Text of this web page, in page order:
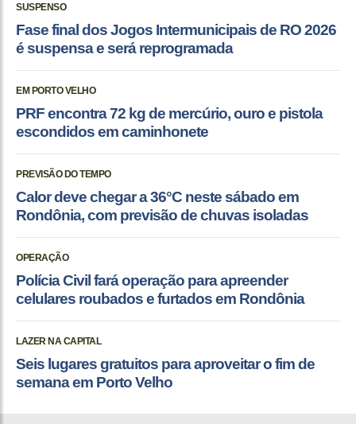
SUSPENSO
Fase final dos Jogos Intermunicipais de RO 2026
é suspensa e será reprogramada
EM PORTO VELHO
PRF encontra 72 kg de mercúrio, ouro e pistola
escondidos em caminhonete
PREVISÃO DO TEMPO
Calor deve chegar a 36°C neste sábado em
Rondônia, com previsão de chuvas isoladas
OPERAÇÃO
Polícia Civil fará operação para apreender
celulares roubados e furtados em Rondônia
LAZER NA CAPITAL
Seis lugares gratuitos para aproveitar o fim de
semana em Porto Velho